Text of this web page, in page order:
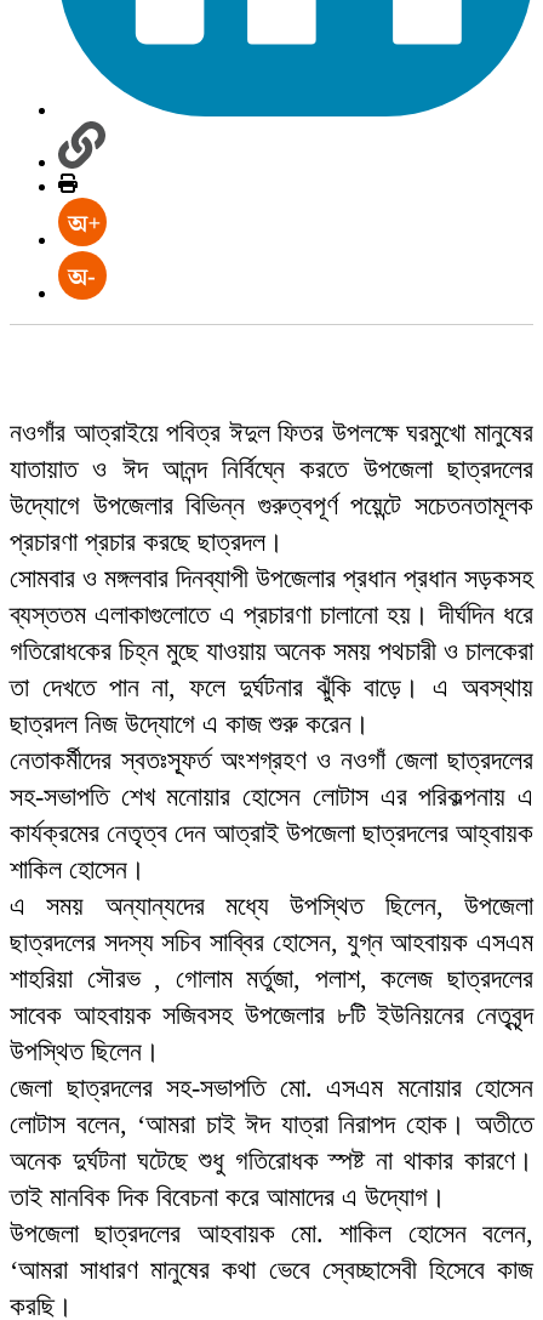
নওগাঁর আত্রাইয়ে পবিত্র ঈদুল ফিতর উপলক্ষে ঘরমুখো মানুষের
যাতায়াত ও ঈদ আনন্দ নির্বিঘ্নে করতে উপজেলা ছাত্রদলের
উদ্যোগে উপজেলার বিভিন্ন গুরুত্বপূর্ণ পয়েন্টে সচেতনতামূলক
প্রচারণা প্রচার করছে ছাত্রদল।
সোমবার ও মঙ্গলবার দিনব্যাপী উপজেলার প্রধান প্রধান সড়কসহ
ব্যস্ততম এলাকাগুলোতে এ প্রচারণা চালানো হয়। দীর্ঘদিন ধরে
গতিরোধকের চিহ্ন মুছে যাওয়ায় অনেক সময় পথচারী ও চালকেরা
তা দেখতে পান না, ফলে দুর্ঘটনার ঝুঁকি বাড়ে। এ অবস্থায়
ছাত্রদল নিজ উদ্যোগে এ কাজ শুরু করেন।
নেতাকর্মীদের স্বতঃস্ফূর্ত অংশগ্রহণ ও নওগাঁ জেলা ছাত্রদলের
সহ-সভাপতি শেখ মনোয়ার হোসেন লোটাস এর পরিকল্পনায় এ
কার্যক্রমের নেতৃত্ব দেন আত্রাই উপজেলা ছাত্রদলের আহ্বায়ক
শাকিল হোসেন।
এ সময় অন্যান্যদের মধ্যে উপস্থিত ছিলেন, উপজেলা
ছাত্রদলের সদস্য সচিব সাব্বির হোসেন, যুগ্ন আহবায়ক এসএম
শাহরিয়া সৌরভ , গোলাম মর্তুজা, পলাশ, কলেজ ছাত্রদলের
সাবেক আহবায়ক সজিবসহ উপজেলার ৮টি ইউনিয়নের নেতৃবৃন্দ
উপস্থিত ছিলেন।
জেলা ছাত্রদলের সহ-সভাপতি মো. এসএম মনোয়ার হোসেন
লোটাস বলেন, ‘আমরা চাই ঈদ যাত্রা নিরাপদ হোক। অতীতে
অনেক দুর্ঘটনা ঘটেছে শুধু গতিরোধক স্পষ্ট না থাকার কারণে।
তাই মানবিক দিক বিবেচনা করে আমাদের এ উদ্যোগ।
উপজেলা ছাত্রদলের আহবায়ক মো. শাকিল হোসেন বলেন,
‘আমরা সাধারণ মানুষের কথা ভেবে স্বেচ্ছাসেবী হিসেবে কাজ
করছি।